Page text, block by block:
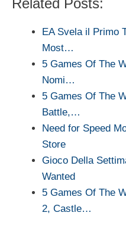
EA Svela il Primo
Most…
5 Games Of The
Nomi…
5 Games Of The
Battle,…
Need for Speed
Store
Gioco Della
Wanted
5 Games Of The
2, Castle…